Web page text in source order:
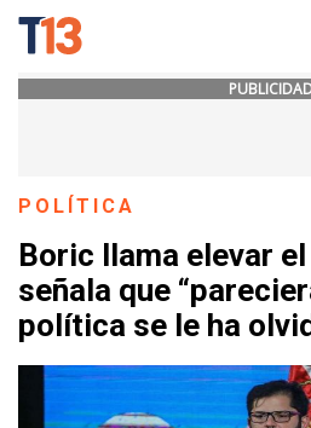
POLÍTICA
Boric llama elevar
señala que
política se le ha